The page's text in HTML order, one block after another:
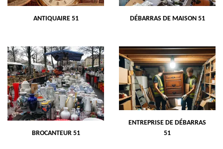
ANTIQUAIRE 51 DÉBARRAS DE MAISON 51
BROCANTEUR 51
ENTREPRISE DE DÉBARRAS
51